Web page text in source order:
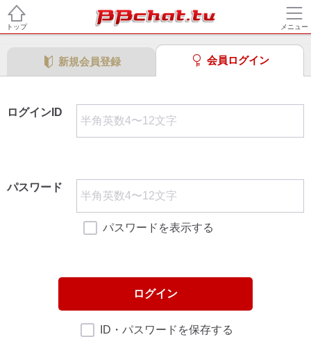
トップ メニュー
新規会員登録 会員ログイン
ログインID
パスワード
パスワードを表示する
ログイン
ID・パスワードを保存する